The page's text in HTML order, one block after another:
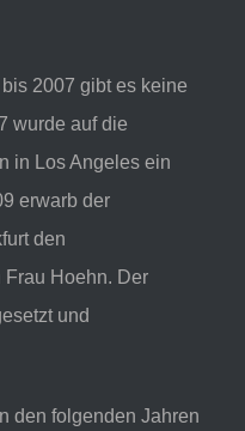
2007 gibt es keine
wurde auf die
in Los Angeles ein
erwarb der
den
Frau Hoehn. Der
und
den folgenden Jahren